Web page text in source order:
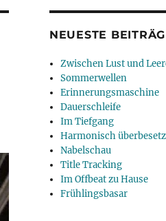
NEUESTE
Zwischen Lust und
Sommerwellen
Erinnerungsmaschine
Dauerschleife
Im Tiefgang
Harmonisch
Nabelschau
Title Tracking
Im Offbeat zu Hause
Frühlingsbasar